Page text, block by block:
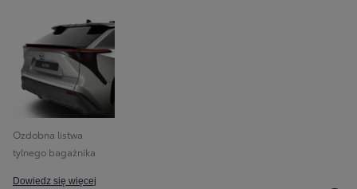
Ozdobna listwa
tylnego bagażnika
Dowiedz się więcej